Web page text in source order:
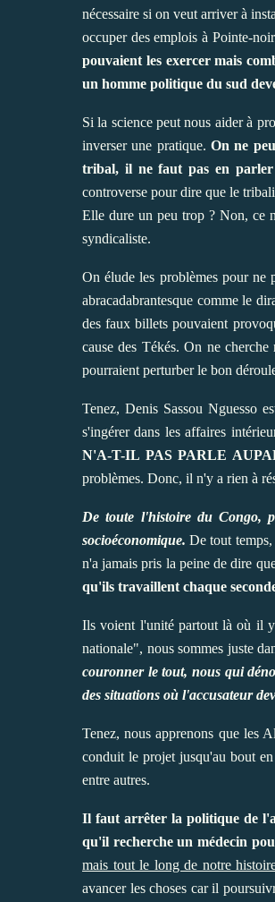
nécessaire si on veut arriver à
occuper des emplois à Pointe-
pouvaient les exercer mais
un homme politique du sud
Si la science peut nous aider à
inverser une pratique.On ne
tribal, il ne faut pas en
controverse pour dire que le
Elle dure un peu trop ? Non, ce
syndicaliste.
On élude les problèmes pour ne
abracadabrantesque comme le
des faux billets pouvaient
cause des Tékés. On ne
pourraient perturber le bon
Tenez, Denis Sassou Nguesso
s'ingérer dans les affaires
N'A-T-IL PAS PARLE
problèmes. Donc, il n'y a rien à
De toute l'histoire du Congo,
socioéconomique. De tout
n'a jamais pris la peine de dire
qu'ils travaillent chaque
Ils voient l'unité partout là où il
nationale", nous sommes juste
couronner le tout, nous qui
des situations où l'accusateur
Tenez, nous apprenons que les
conduit le projet jusqu'au bout
entre autres.
Il faut arrêter la politique de
qu'il recherche un médecin
mais tout le long de notre
avancer les choses car il